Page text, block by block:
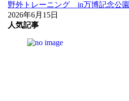
野外トレーニング in万博記念公園
2026年6月15日
人気記事